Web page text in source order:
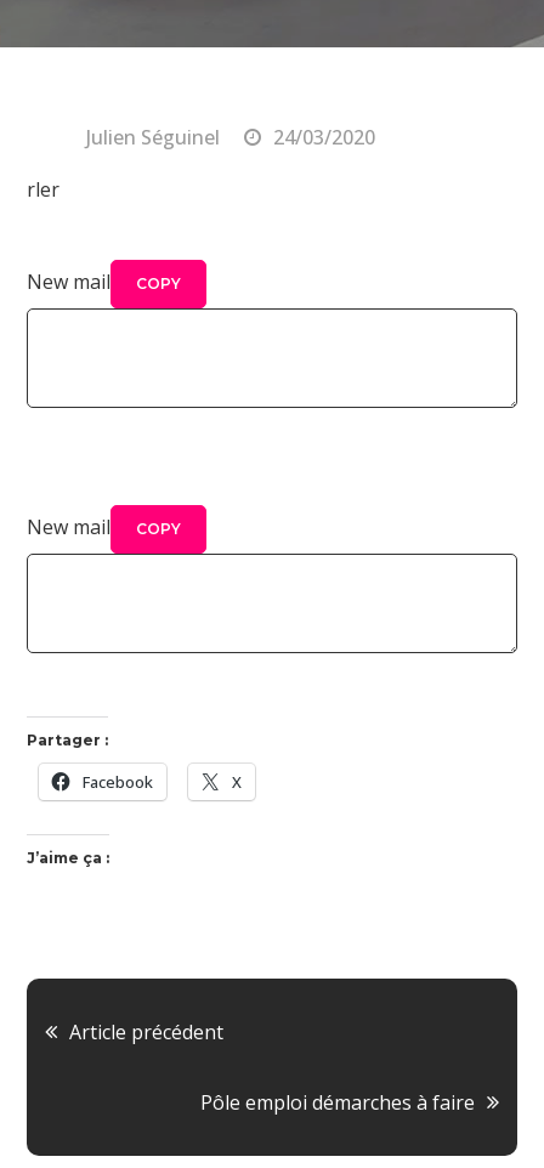
Julien Séguinel
24/03/2020
rler
New mail
COPY
New mail
COPY
Partager :
Facebook X
J’aime ça :
Navigation
l’article
Article précédent
Pôle emploi démarches à faire